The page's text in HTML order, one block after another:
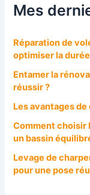
Mes
Réparation de
optimiser la
Entamer la
réussir ?
Les avantages
Comment choisir
un bassin
Levage de
pour une pose